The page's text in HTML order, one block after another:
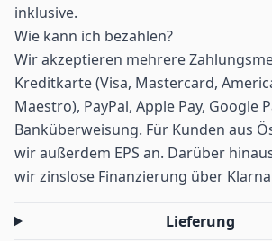
inklusive.
Wie kann ich bezahlen?
Wir akzeptieren mehrere
Kreditkarte (Visa, Mastercard,
Maestro), PayPal, Apple Pay, Google
Banküberweisung. Für Kunden aus
wir außerdem EPS an. Darüber
wir zinslose Finanzierung über
Lieferung